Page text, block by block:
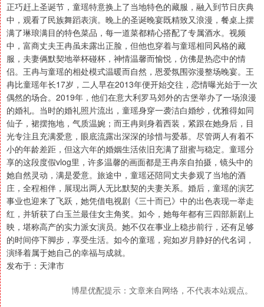
正巧赶上圣诞节，童瑶特意换上了当地特色的藏服，融入到节日庆典
中，观看了民族舞蹈表演。晚上的圣诞晚宴既精致又浪漫，餐桌上摆
满了琳琅满目的特色菜品，每一道菜都精心搭配了专属酒水。视频
中，富商丈夫王冉虽未露出正脸，但他也穿着与童瑶相同风格的藏
服，夫妻俩默契地举杯碰杯，神情温馨而愉悦，仿佛是热恋中的情
侣。王冉与童瑶的相处模式温暖而自然，恩爱氛围弥漫整场晚宴。王
冉比童瑶年长17岁，二人早在2013年便开始交往，恋情曝光始于一次
偶然的场合。2019年，他们在意大利罗马郊外的古堡举办了一场浪漫
的婚礼。当时的婚礼照片流出，童瑶身穿一袭洁白婚纱，优雅得如同
仙子，裙摆拖地，气质温婉；而王冉则身着西装，紧跟在她身后，目
光专注且充满爱意，眼底流露出深深的珍惜与爱慕。尽管两人有着不
小的年龄差距，但这六年的婚姻生活依旧充满了甜蜜与稳定。童瑶分
享的这段度假vlog里，许多温馨的画面都是王冉亲自拍摄，镜头中的
她自然灵动，满是爱意。旅途中，童瑶还陪同丈夫参观了当地的酒
庄，全程相伴，展现出两人无比默契的夫妻关系。婚后，童瑶的演艺
事业也迎来了飞跃，她凭借电视剧《三十而已》中的出色表现一举走
红，并斩获了白玉兰最佳女主角奖。如今，她每年都有三四部新剧上
映，堪称高产的实力派女演员。她不仅在事业上稳步前行，还有足够
的时间停下脚步，享受生活。如今的童瑶，宛如岁月静好的代名词，
演绎着属于她自己的幸福与成就。
发布于：天津市
博星优配提示：文章来自网络，不代表本站观点。